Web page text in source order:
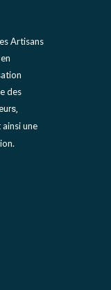
Artisans
des
ainsi une